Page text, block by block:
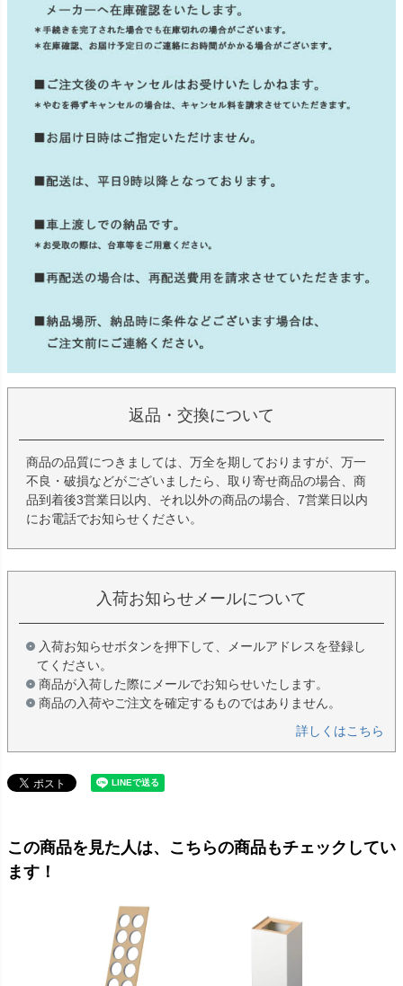
返品・交換について
商品の品質につきましては、万全を期しておりますが、万一
不良・破損などがございましたら、取り寄せ商品の場合、商
品到着後3営業日以内、それ以外の商品の場合、7営業日以内
にお電話でお知らせください。
入荷お知らせメールについて
入荷お知らせボタンを押下して、メールアドレスを登録し
てください。
商品が入荷した際にメールでお知らせいたします。
商品の入荷やご注文を確定するものではありません。
詳しくはこちら
この商品を見た人は、こちらの商品もチェックしてい
ます！